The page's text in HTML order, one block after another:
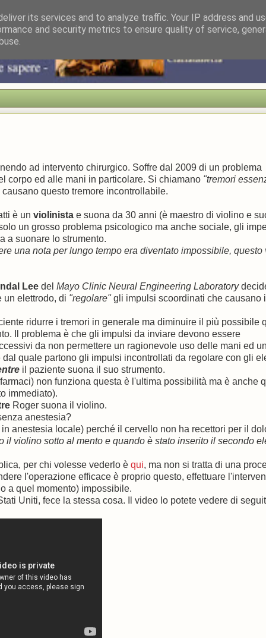
ad intervento chirurgico. Soffre dal 2009 di un problema
corpo ed alle mani in particolare. Si chiamano "tremori
questo tremore incontrollabile.
è un violinista e suona da 30 anni (è maestro di violino e
un grosso problema psicologico ma anche sociale, gli
a suonare lo strumento.
una nota per lungo tempo era diventato impossibile, questo
Lee del Mayo Clinic Neural Engineering Laboratory
un elettrodo, di "regolare"gli impulsi scoordinati che causano
ridurre i tremori in generale ma diminuire il più possibile
Il problema è che gli impulsi da inviare devono essere
da non permettere un ragionevole uso delle mani ed
dal quale partono gli impulsi incontrollati da regolare con gli
il paziente suona il suo strumento.
non funziona questa è l'ultima possibilità ma è anche
immediato).
Roger suona il violino.
anestesia?
anestesia locale) perché il cervello non ha recettori per il
violino sotto al mento e quando è stato inserito il secondo
per chi volesse vederlo è qui, ma non si tratta di una
l'operazione efficace è proprio questo, effettuare
a quel momento) impossibile.
Uniti, fece la stessa cosa. Il video lo potete vedere di
its services and to analyze traffic. Your IP address and
and security metrics to ensure quality of service,